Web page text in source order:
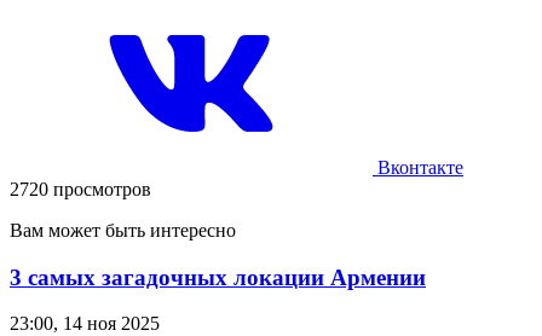
Вконтакте
2720 просмотров
Вам может быть интересно
3 самых загадочных локации Армении
23:00, 14 ноя 2025